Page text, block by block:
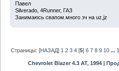
Павел
Silverado, 4Runner, ГАЗ
Занимаюсь свапом.много зч на uz,jz
Страницы: [НАЗАД] 1 2 3 4 [5]6 7 8 9 10 ...
Chevrolet Blazer 4.3 AT, 1994 |